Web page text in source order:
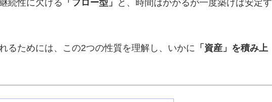
続性に欠ける 「フロー型」
と、時間はかかるが一度築けば安定す
るためには、この2つの性質を理解し、いかに 「資産」を積み上